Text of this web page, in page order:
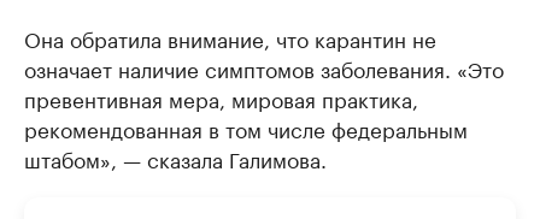
Она обратила внимание, что карантин не
означает наличие симптомов заболевания. «Это
превентивная мера, мировая практика,
рекомендованная в том числе федеральным
штабом», — сказала Галимова.